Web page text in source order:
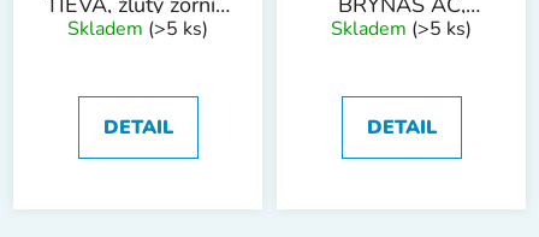
černo - zelené
Skladem (>5 ks)
DETAIL
acetátový čirý
Skladem (>5 ks)
DETAIL